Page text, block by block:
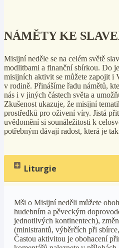
NÁMĚTY KE
Misijní neděle se na celém světě
modlitbami a finanční sbírkou. Do
misijních aktivit se můžete zapojit i
v rodině. Přinášíme řadu námětů,
nás i v jiných částech světa a
Zkušenost ukazuje, že misijní
prostředků pro oživení víry. Jistá
uvědomění si sounáležitosti k
potřebným dávají radost, která je
Liturgie
Mši o Misijní neděli můžete
hudebním a pěveckým
jednotlivých kontinentech),
(ministrantů, výběrčích při
Častou aktivitou je obohacení